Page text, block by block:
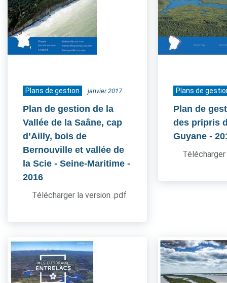
Plans de gestion janvier 2017
Plan de gestion de la
Vallée de la Saâne, cap
d’Ailly, bois de
Bernouville et vallée de
la Scie - Seine-Maritime -
2016
Télécharger la version .pdf
Plans de
Plan de
des pripris
Guyane -